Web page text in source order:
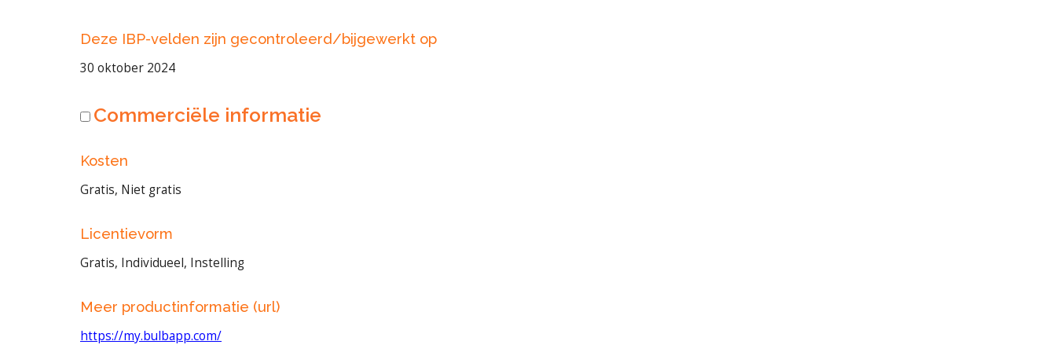
Deze IBP-velden zijn gecontroleerd/bijgewerkt op
30 oktober 2024
Commerciële informatie
Kosten
Gratis, Niet gratis
Licentievorm
Gratis, Individueel, Instelling
Meer productinformatie (url)
https://my.bulbapp.com/